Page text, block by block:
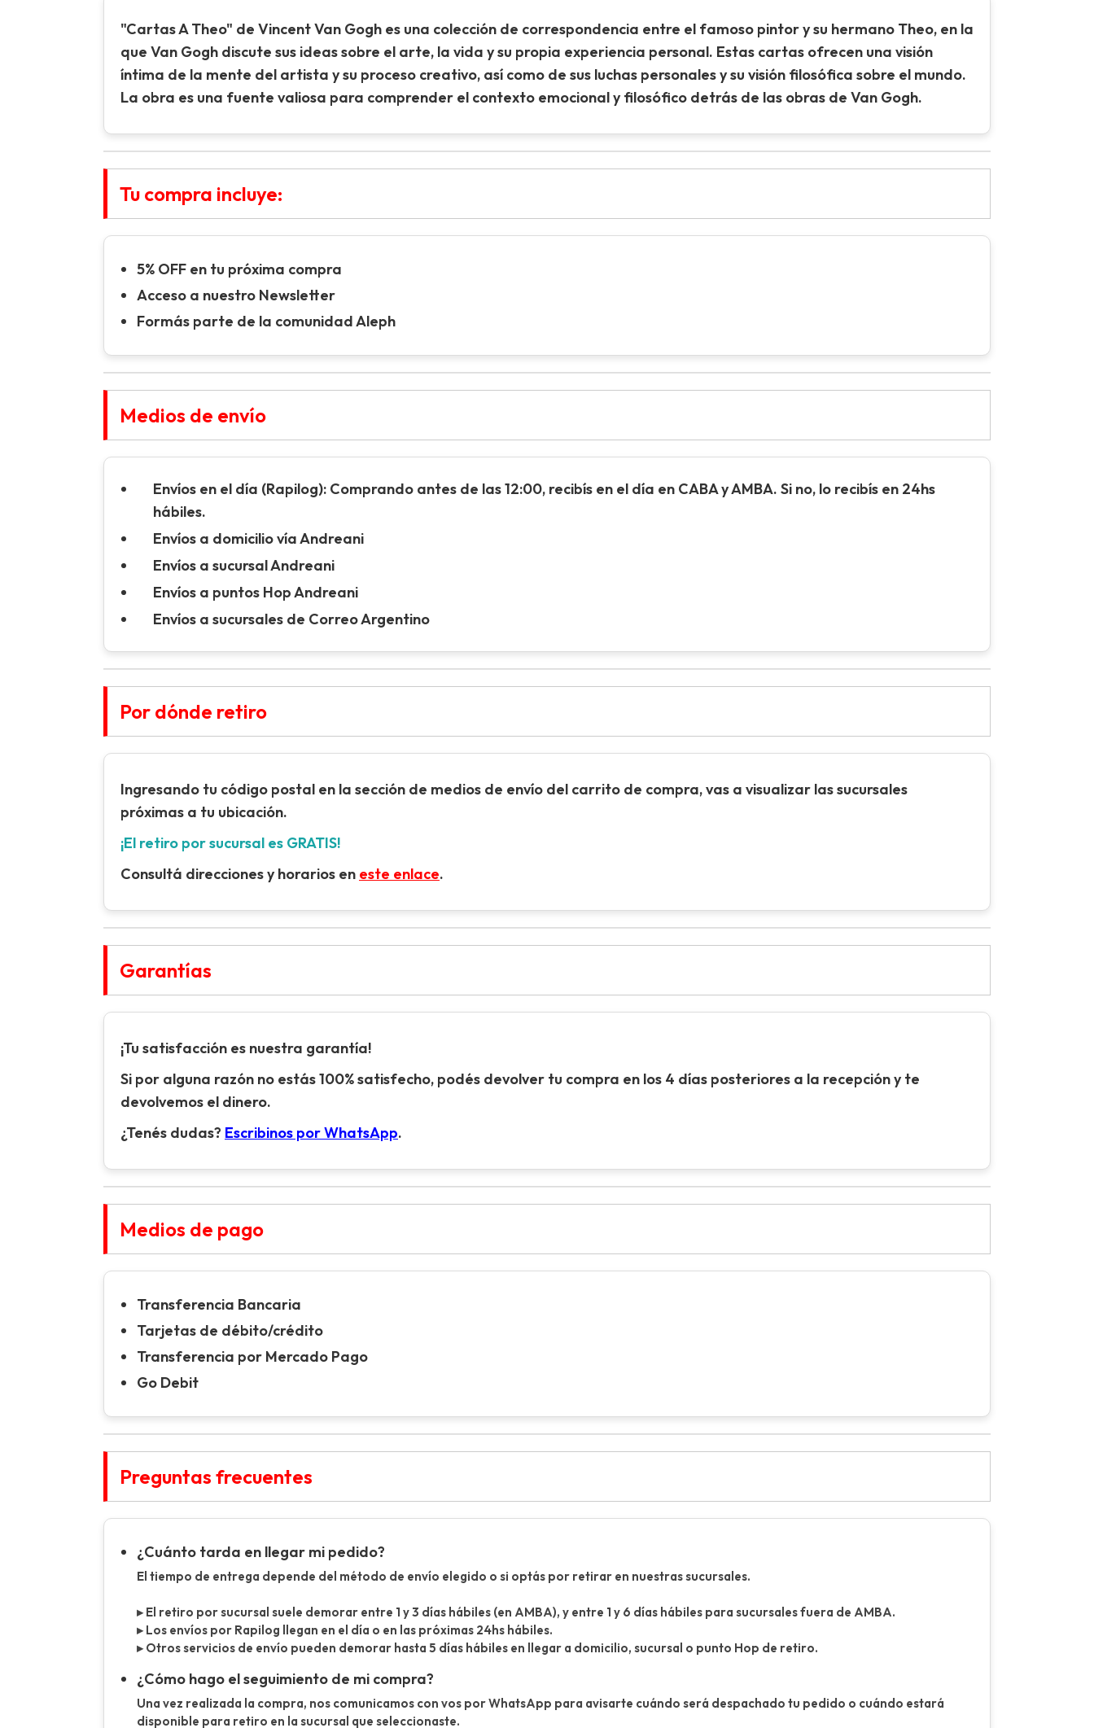
"Cartas A Theo" de Vincent Van Gogh es una colección de correspondencia entre el famoso pintor y su hermano Theo, en la
que Van Gogh discute sus ideas sobre el arte, la vida y su propia experiencia personal. Estas cartas ofrecen una visión
íntima de la mente del artista y su proceso creativo, así como de sus luchas personales y su visión filosófica sobre el mundo.
La obra es una fuente valiosa para comprender el contexto emocional y filosófico detrás de las obras de Van Gogh.
Tu compra incluye:
5% OFF en tu próxima compra
Acceso a nuestro Newsletter
Formás parte de la comunidad Aleph
Medios de envío
Envíos en el día (Rapilog): Comprando antes de las 12:00, recibís en el día en CABA y AMBA. Si no, lo recibís en 24hs
hábiles.
Envíos a domicilio vía Andreani
Envíos a sucursal Andreani
Envíos a puntos Hop Andreani
Envíos a sucursales de Correo Argentino
Por dónde retiro
Ingresando tu código postal en la sección de medios de envío del carrito de compra, vas a visualizar las sucursales
próximas a tu ubicación.
¡El retiro por sucursal es GRATIS!
Consultá direcciones y horarios en este enlace.
Garantías
¡Tu satisfacción es nuestra garantía!
Si por alguna razón no estás 100% satisfecho, podés devolver tu compra en los 4 días posteriores a la recepción y te
devolvemos el dinero.
¿Tenés dudas? Escribinos por WhatsApp.
Medios de pago
Transferencia Bancaria
Tarjetas de débito/crédito
Transferencia por Mercado Pago
Go Debit
Preguntas frecuentes
¿Cuánto tarda en llegar mi pedido?
El tiempo de entrega depende del método de envío elegido o si optás por retirar en nuestras sucursales.
▸ El retiro por sucursal suele demorar entre 1 y 3 días hábiles (en AMBA), y entre 1 y 6 días hábiles para sucursales fuera de AMBA.
▸ Los envíos por Rapilog llegan en el día o en las próximas 24hs hábiles.
▸ Otros servicios de envío pueden demorar hasta 5 días hábiles en llegar a domicilio, sucursal o punto Hop de retiro.
¿Cómo hago el seguimiento de mi compra?
Una vez realizada la compra, nos comunicamos con vos por WhatsApp para avisarte cuándo será despachado tu pedido o cuándo estará
disponible para retiro en la sucursal que seleccionaste.